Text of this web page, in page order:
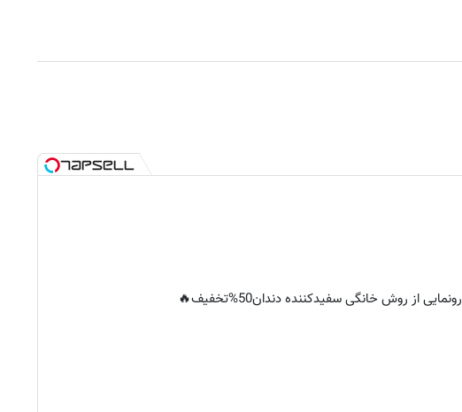
رونمایی از روش خانگی سفیدکننده دندان50%تخفیف🔥